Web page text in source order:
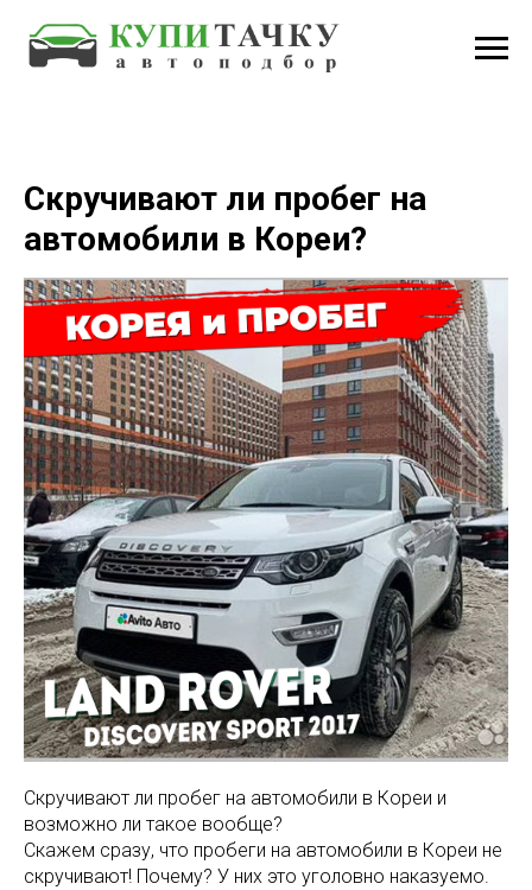
Скручивают ли пробег на
автомобили в Кореи?
Скручивают ли пробег на автомобили в Кореи и
возможно ли такое вообще?
Скажем сразу, что пробеги на автомобили в Кореи не
скручивают! Почему? У них это уголовно наказуемо.